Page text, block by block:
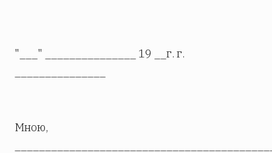
"___" _______________ 19 __г. г.
Мною,